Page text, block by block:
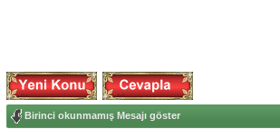
Birinci okunmamış Mesajı göster